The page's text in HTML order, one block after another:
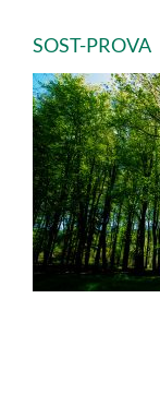
SOST-PROVA